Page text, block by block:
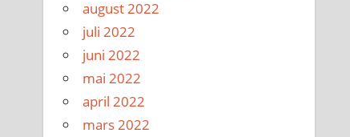
august 2022
juli 2022
juni 2022
mai 2022
april 2022
mars 2022